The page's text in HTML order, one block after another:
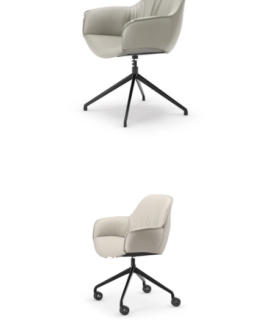
SCARLETT TURN
SCARLETT WHEELS